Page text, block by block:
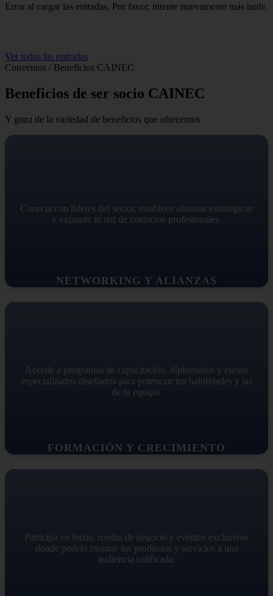
Error al cargar las entradas. Por favor, intente nuevamente más tarde.
Ver todas las entradas
Convenios / Beneficios CAINEC
Beneficios de ser socio CAINEC
Y goza de la variedad de beneficios que ofrecemos
NETWORKING Y ALIANZAS
Conecta con líderes del sector, establece alianzas estratégicas
y expande tu red de contactos profesionales.
FORMACIÓN Y CRECIMIENTO
Accede a programas de capacitación, diplomados y cursos
especializados diseñados para potenciar tus habilidades y las
de tu equipo.
Participa en ferias, ruedas de negocio y eventos exclusivos
donde podrás mostrar tus productos y servicios a una
audiencia calificada.